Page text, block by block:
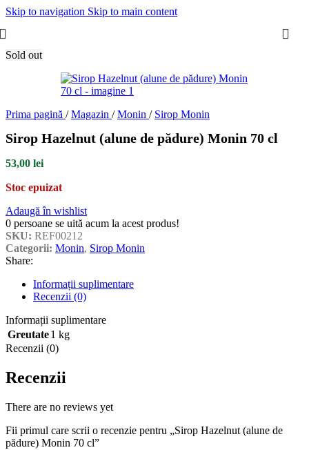
Skip to navigation Skip to main content
Sold out
Prima pagină / Magazin / Monin / Sirop Monin
Sirop Hazelnut (alune de pădure) Monin 70 cl
53,00 lei
Stoc epuizat
Adaugă în wishlist
0 persoane se uită acum la acest produs!
SKU: REF00212
Categorii: Monin, Sirop Monin
Share:
Informații suplimentare
Recenzii (0)
Informații suplimentare
Greutate1 kg
Recenzii (0)
Recenzii
There are no reviews yet
Fii primul care scrii o recenzie pentru „Sirop Hazelnut (alune de
pădure) Monin 70 cl”